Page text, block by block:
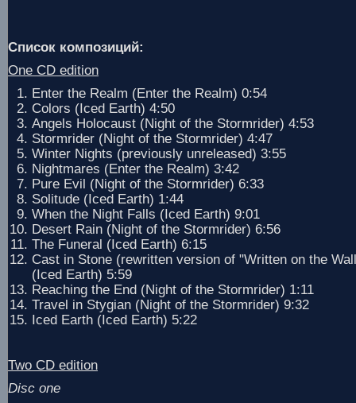
Список композиций:
One CD edition
Enter the Realm (Enter the Realm) 0:54
Colors (Iced Earth) 4:50
Angels Holocaust (Night of the Stormrider) 4:53
Stormrider (Night of the Stormrider) 4:47
Winter Nights (previously unreleased) 3:55
Nightmares (Enter the Realm) 3:42
Pure Evil (Night of the Stormrider) 6:33
Solitude (Iced Earth) 1:44
When the Night Falls (Iced Earth) 9:01
Desert Rain (Night of the Stormrider) 6:56
The Funeral (Iced Earth) 6:15
Cast in Stone (rewritten version of "Written on the
(Iced Earth) 5:59
Reaching the End (Night of the Stormrider) 1:11
Travel in Stygian (Night of the Stormrider) 9:32
Iced Earth (Iced Earth) 5:22
Two CD edition
Disc one